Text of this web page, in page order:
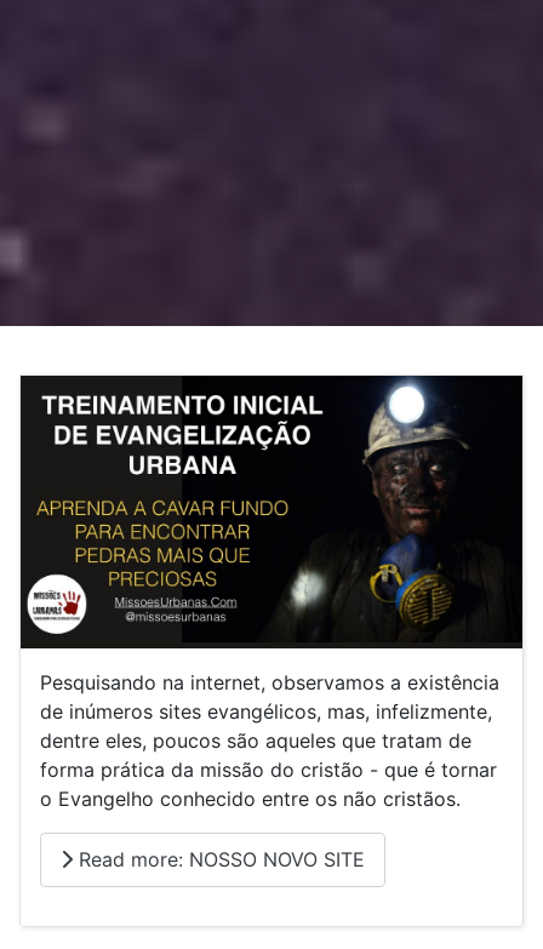
Pesquisando na internet, observamos a existência
de inúmeros sites evangélicos, mas, infelizmente,
dentre eles, poucos são aqueles que tratam de
forma prática da missão do cristão - que é tornar
o Evangelho conhecido entre os não cristãos.
Read more: NOSSO NOVO SITE